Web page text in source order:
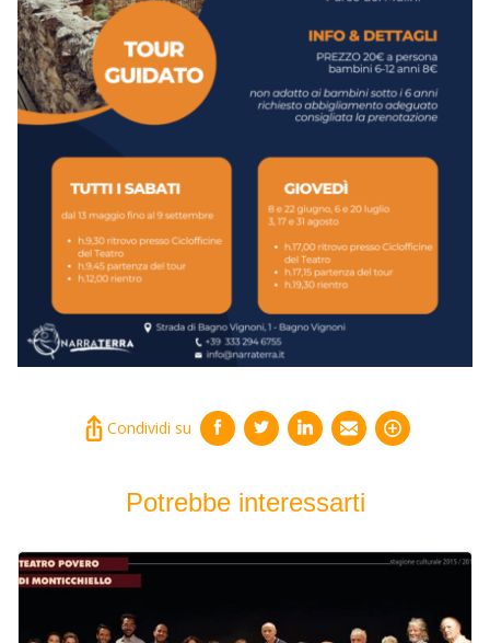
Condividi su
Potrebbe interessarti